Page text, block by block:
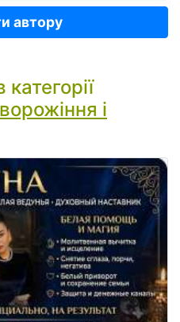
автору
і